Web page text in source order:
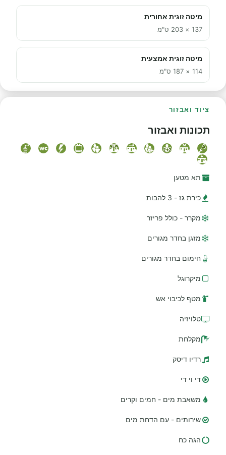
מיטה זוגית אחורית
137 × 203 ס"מ
מיטה זוגית אמצעית
114 × 187 ס"מ
ציוד ואבזור
תכונות ואבזור
תא מטען
כירת גז - 3 להבות
מקרר - כולל פריזר
מזגן בחדר מגורים
חימום בחדר מגורים
מיקרוגל
מטף לכיבוי אש
טלויזיה
מקלחת
רדיו דיסק
די וי די
משאבת מים - חמים וקרים
שירותים - עם הדחת מים
הגה כח